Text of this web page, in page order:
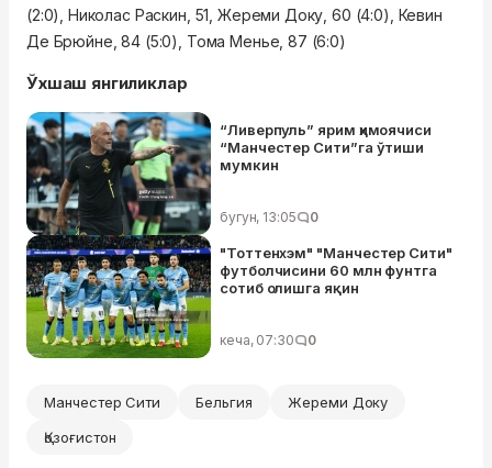
(2:0), Николас Раскин, 51, Жереми Доку, 60 (4:0), Кевин
Де Брюйне, 84 (5:0), Тома Менье, 87 (6:0)
Ўхшаш янгиликлар
“Ливерпуль” ярим ҳимоячиси
“Манчестер Сити”га ўтиши
мумкин
бугун, 13:05 0
"Тоттенхэм" "Манчестер Сити"
футболчисини 60 млн фунтга
сотиб олишга яқин
кеча, 07:30 0
Манчестер Сити Бельгия
Жереми Доку
Қозоғистон